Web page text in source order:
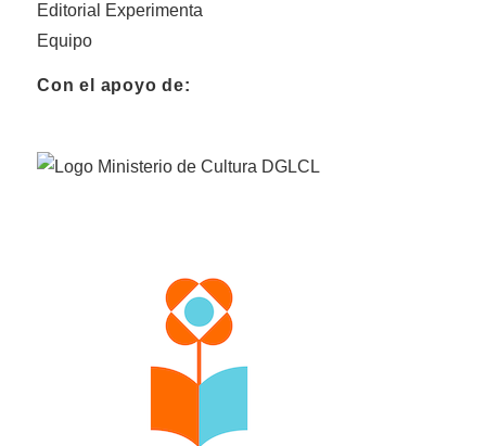
Editorial Experimenta
Equipo
Con el apoyo de: